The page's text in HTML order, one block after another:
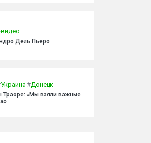
видео
Дель Пьеро
Украина #Донецк
Траоре: «Мы взяли важные